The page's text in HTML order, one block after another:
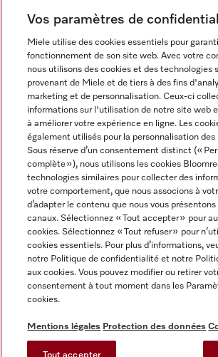
Langue
FRANÇAIS
Informations légales
CGV
Protection des données
Conditions d’utilisation
Digital Services Act
Miele sur Facebook
Miele sur Youtube
Miele sur Instagram
Miele sur Pinterest
Vos paramètres de
Miele utilise des cookies essentiels pour
fonctionnement de son site web. Avec votre
nous utilisons des cookies et des technologies
provenant de Miele et de tiers à des fins
marketing et de personnalisation. Ceux-ci
informations sur l'utilisation de notre site web
à améliorer votre expérience en ligne. Les
également utilisés pour la personnalisation des
Sous réserve d’un consentement distinct («
complète »), nous utilisons les cookies
technologies similaires pour collecter des
votre comportement, que nous associons à
d’adapter le contenu que nous vous
canaux. Sélectionnez « Tout accepter » pour
cookies. Sélectionnez « Tout refuser » pour
cookies essentiels. Pour plus d’informations,
notre Politique de confidentialité et notre
aux cookies. Vous pouvez modifier ou retirer
consentement à tout moment dans les
cookies.
Mentions légales Protection des données